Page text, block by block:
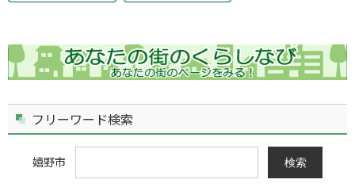
フリーワード検索
嬉野市 検索